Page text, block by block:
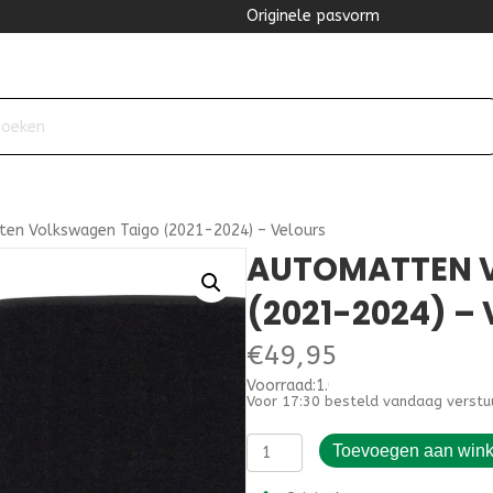
Originele pasvorm
Volkswagen Taigo (2021-2024) – Velours
AUTOMATTEN
(2021-2024) –
€49,95
Voorraad:1.000000
Voor 17:30 besteld vandaag
Automatten
Volkswagen
Taigo
Toevoegen aan